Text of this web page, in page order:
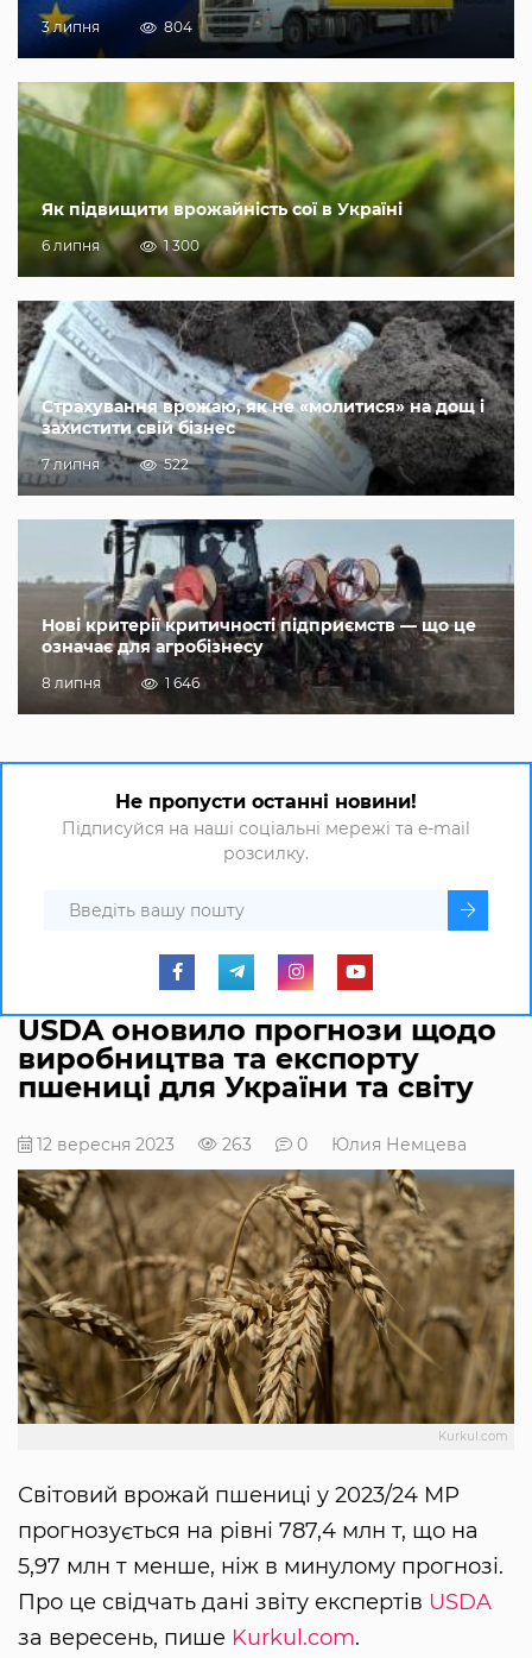
3 липня 804
Як підвищити врожайність сої в Україні
6 липня 1 300
Страхування врожаю, як не «молитися» на дощ і
захистити свій бізнес
7 липня 522
Нові критерії критичності підприємств — що це
означає для агробізнесу
8 липня 1 646
Не пропусти останні новини!
Підписуйся на наші соціальні мережі та e-mail
розсилку.
USDA оновило прогнози щодо
виробництва та експорту
пшениці для України та світу
12 вересня 2023 263 0 Юлия Немцева
Kurkul.com
Світовий врожай пшениці у 2023/24 МР
прогнозується на рівні 787,4 млн т, що на
5,97 млн т менше, ніж в минулому прогнозі.
Про це свідчать дані звіту експертів USDA
за вересень, пише Kurkul.com.